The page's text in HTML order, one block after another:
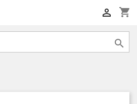
shopping_cart

